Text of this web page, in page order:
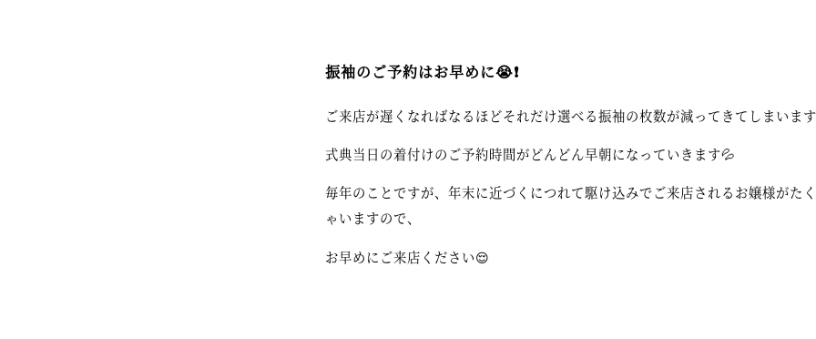
振袖のご予約はお早めに😭❗️
ご来店が遅くなればなるほどそれだけ選べる振袖の枚数が減ってきてしまいま
式典当日の着付けのご予約時間がどんどん早朝になっていきます💦
毎年のことですが、年末に近づくにつれて駆け込みでご来店されるお嬢様がた
ゃいますので、
お早めにご来店ください😌